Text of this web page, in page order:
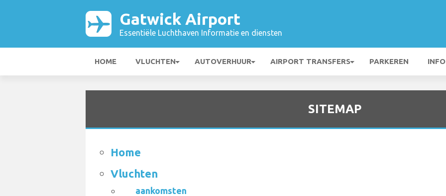
Gatwick Airport
Essentiële Luchthaven Informatie en diensten
HOME VLUCHTEN AUTOVERHUUR AIRPORT TRANSFERS PARKEREN
SITEMAP
Home
Vluchten
aankomsten